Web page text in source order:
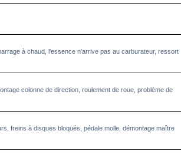
à chaud, l'essence n'arrive pas au carburateur, ressort
colonne de direction, roulement de roue, problème de
freins à disques bloqués, pédale molle, démontage maître